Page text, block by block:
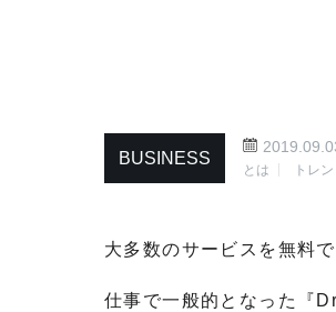
BUSINESS
とは トレン
大多数のサービスを無料
仕事で一般的となった『